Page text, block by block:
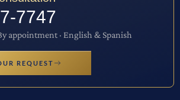
7747
appointment · English & Spanish
REQUEST